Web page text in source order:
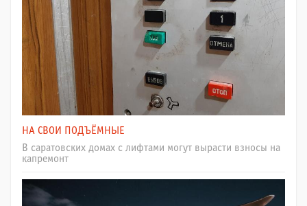
НА СВОИ ПОДЪЁМНЫЕ
В саратовских домах с лифтами могут вырасти взносы на
капремонт